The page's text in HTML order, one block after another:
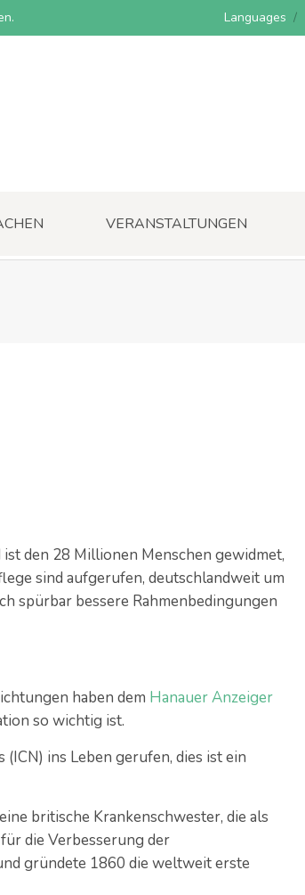
Languages
VERANSTALTUNGEN
den 28 Millionen Menschen gewidmet,
sind aufgerufen, deutschlandweit um
spürbar bessere Rahmenbedingungen
haben dem Hanauer Anzeiger
so wichtig ist.
ins Leben gerufen, dies ist ein
britische Krankenschwester, die als
die Verbesserung der
gründete 1860 die weltweit erste